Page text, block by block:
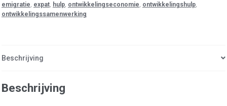
emigratie, expat, hulp, ontwikkelingseconomie, ontwikkelingshulp,
ontwikkelingssamenwerking
Beschrijving
Beschrijving